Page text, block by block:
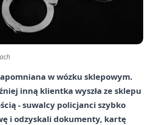
w wózku sklepowym.
inną klientka wyszła ze sklepu
- suwalcy policjanci szybko
i odzyskali dokumenty, kartę